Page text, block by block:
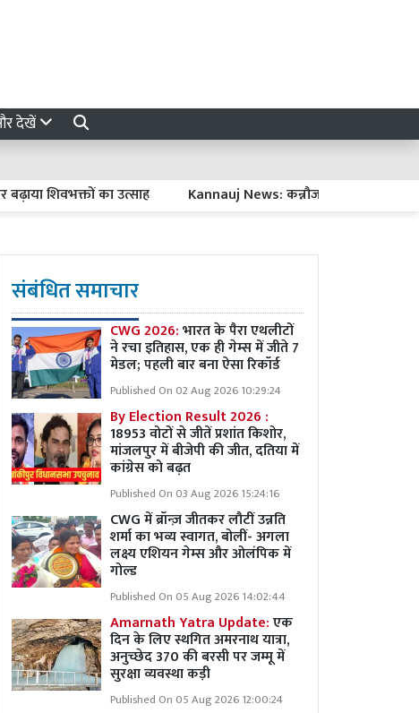
देखें
का उत्साह
Kannauj News: कन्नौज मेडिकल कॉलेज में 20 लाख
संबंधित समाचार
CWG 2026:भारत के पैरा एथलीटों
ने रचा इतिहास, एक ही गेम्स में जीते 7
मेडल; पहली बार बना ऐसा रिकॉर्ड
Published On 02 Aug 2026 10:29:24
By Election Result 2026 :
18953 वोटों से जीतें प्रशांत किशोर,
मांजलपुर में बीजेपी की जीत, दतिया में
कांग्रेस को बढ़त
Published On 03 Aug 2026 15:24:16
CWG में ब्रॉन्ज़ जीतकर लौटीं उन्नति
शर्मा का भव्य स्वागत, बोलीं- अगला
लक्ष्य एशियन गेम्स और ओलंपिक में
गोल्ड
Published On 05 Aug 2026 14:02:44
Amarnath Yatra Update:एक
दिन के लिए स्थगित अमरनाथ यात्रा,
अनुच्छेद 370 की बरसी पर जम्मू में
सुरक्षा व्यवस्था कड़ी
Published On 05 Aug 2026 12:00:24